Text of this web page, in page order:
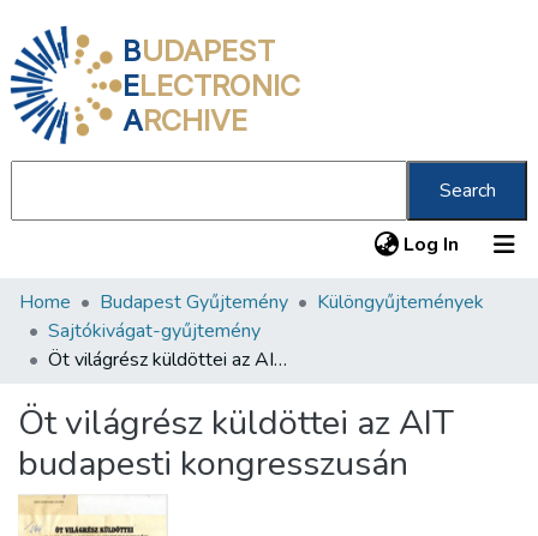
BUDAPEST
ELECTRONIC
ARCHIVE
Search
Log In (current)
Communities & Collections
All of DSpace
Statistics
About us
Home Budapest Gyűjtemény
Különgyűjtemények
Sajtókivágat-gyűjtemény
Öt világrész küldöttei az AIT budapesti kongresszusán
Öt világrész küldöttei az AIT
budapesti kongresszusán